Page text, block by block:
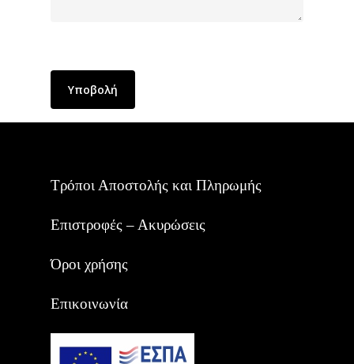
Alternative:
Τρόποι Αποστολής και Πληρωμής
Επιστροφές – Ακυρώσεις
Όροι χρήσης
Επικοινωνία